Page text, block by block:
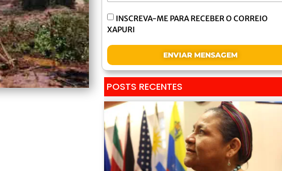
INSCREVA-ME PARA RECEBER O CORREIO
XAPURI
ENVIAR MENSAGEM
POSTS RECENTES